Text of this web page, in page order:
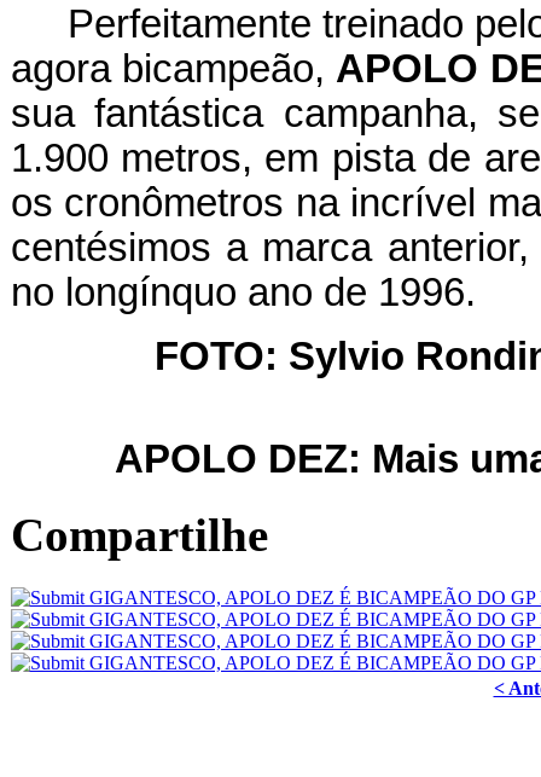
Perfeitamente treinado
agora bicampeão, APOLO
sua fantástica campanha,
1.900 metros, em pista de
os cronômetros na incrível
centésimos a marca
no longínquo ano de 1996.
FOTO: Sylvio
APOLO DEZ: Mais
Compartilhe
<